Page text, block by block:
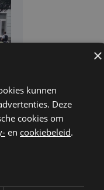
×
kunnen
Deze
cookies om
en cookiebeleid.